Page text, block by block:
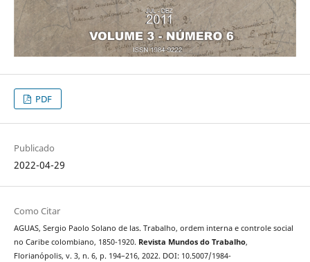
PDF
Publicado
2022-04-29
Como Citar
AGUAS, Sergio Paolo Solano de las. Trabalho, ordem interna e controle social
no Caribe colombiano, 1850-1920. Revista Mundos do Trabalho,
Florianópolis, v. 3, n. 6, p. 194–216, 2022. DOI: 10.5007/1984-